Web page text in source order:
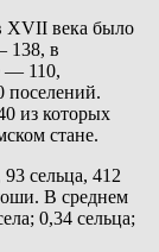
XVII века было
138, в
— 110,
из которых
стане.
сельца, 412
В среднем
0,34 сельца;